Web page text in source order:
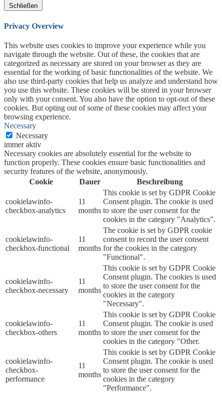
Schließen
Privacy Overview
This website uses cookies to improve your experience while you
navigate through the website. Out of these, the cookies that are
categorized as necessary are stored on your browser as they are
essential for the working of basic functionalities of the website. We
also use third-party cookies that help us analyze and understand how
you use this website. These cookies will be stored in your browser
only with your consent. You also have the option to opt-out of these
cookies. But opting out of some of these cookies may affect your
browsing experience.
Necessary
Necessary
immer aktiv
Necessary cookies are absolutely essential for the website to
function properly. These cookies ensure basic functionalities and
security features of the website, anonymously.
Cookie
Dauer Beschreibung
cookielawinfo-
checkbox-analytics
11
months
This cookie is set by GDPR Cookie
Consent plugin. The cookie is used
to store the user consent for the
cookies in the category "Analytics".
cookielawinfo-
checkbox-functional
11
months
The cookie is set by GDPR cookie
consent to record the user consent
for the cookies in the category
"Functional".
cookielawinfo-
checkbox-necessary
11
months
This cookie is set by GDPR Cookie
Consent plugin. The cookies is used
to store the user consent for the
cookies in the category
"Necessary".
cookielawinfo-
checkbox-others
11
months
This cookie is set by GDPR Cookie
Consent plugin. The cookie is used
to store the user consent for the
cookies in the category "Other.
cookielawinfo-
checkbox-
performance
11
months
This cookie is set by GDPR Cookie
Consent plugin. The cookie is used
to store the user consent for the
cookies in the category
"Performance".